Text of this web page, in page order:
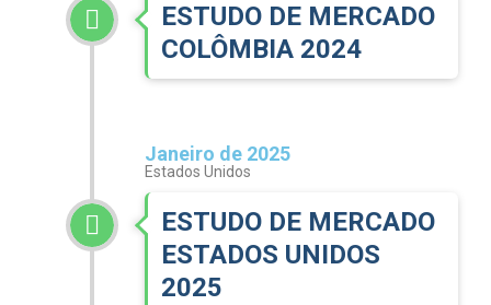
ESTUDO DE MERCADO
COLÔMBIA 2024
Janeiro de 2025
Estados Unidos
ESTUDO DE MERCADO
ESTADOS UNIDOS
2025